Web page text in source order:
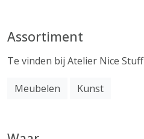
Assortiment
Te vinden bij Atelier Nice Stuff
Meubelen Kunst